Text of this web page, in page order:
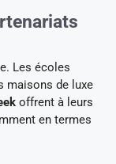
Les écoles
maisons de luxe
offrent à leurs
en termes